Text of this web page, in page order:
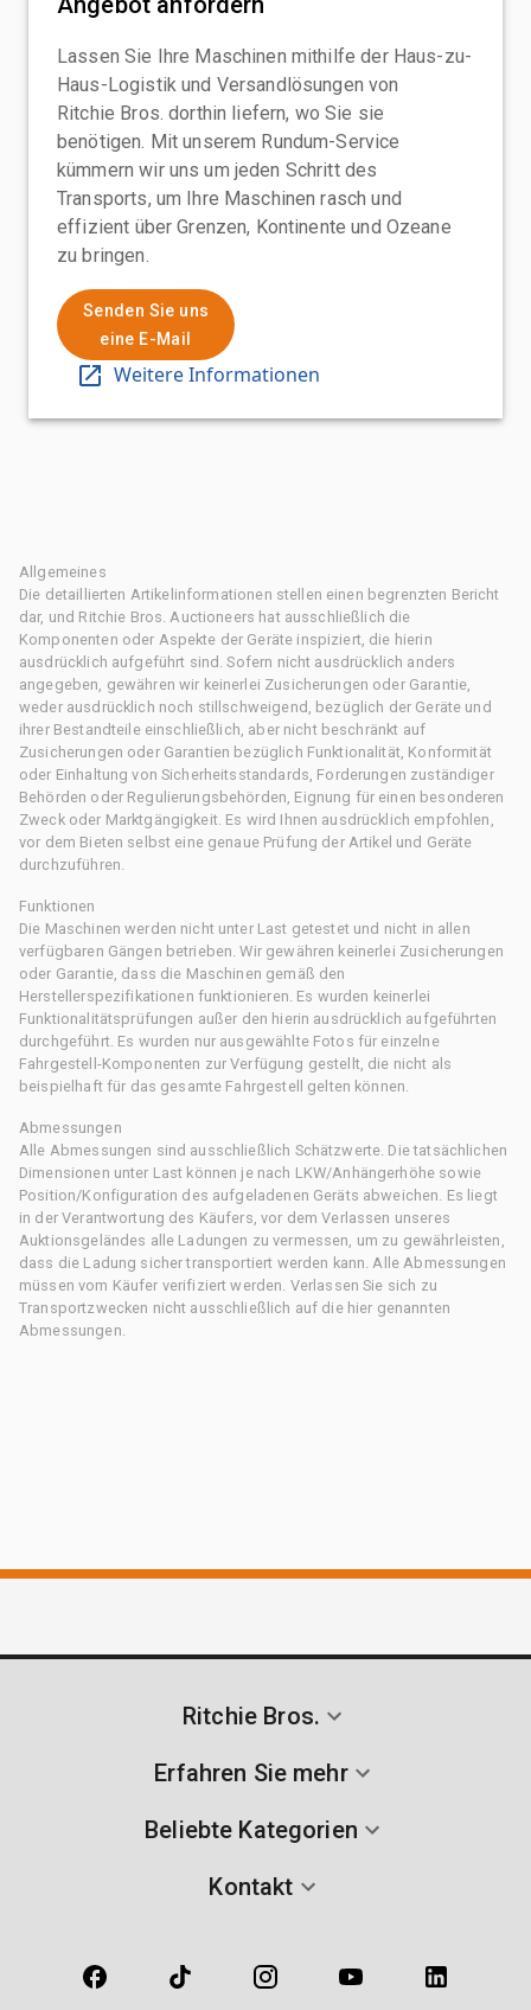
Lassen Sie Ihre Maschinen mithilfe der Haus-zu-
Haus-Logistik und Versandlösungen von
Ritchie Bros. dorthin liefern, wo Sie sie
benötigen. Mit unserem Rundum-Service
kümmern wir uns um jeden Schritt des
Transports, um Ihre Maschinen rasch und
effizient über Grenzen, Kontinente und Ozeane
zu bringen.
Senden Sie uns
eine E-Mail
Weitere Informationen
Allgemeines
Die detaillierten Artikelinformationen stellen einen begrenzten Bericht
dar, und Ritchie Bros. Auctioneers hat ausschließlich die
Komponenten oder Aspekte der Geräte inspiziert, die hierin
ausdrücklich aufgeführt sind. Sofern nicht ausdrücklich anders
angegeben, gewähren wir keinerlei Zusicherungen oder Garantie,
weder ausdrücklich noch stillschweigend, bezüglich der Geräte und
ihrer Bestandteile einschließlich, aber nicht beschränkt auf
Zusicherungen oder Garantien bezüglich Funktionalität, Konformität
oder Einhaltung von Sicherheitsstandards, Forderungen zuständiger
Behörden oder Regulierungsbehörden, Eignung für einen besonderen
Zweck oder Marktgängigkeit. Es wird Ihnen ausdrücklich empfohlen,
vor dem Bieten selbst eine genaue Prüfung der Artikel und Geräte
durchzuführen.
Funktionen
Die Maschinen werden nicht unter Last getestet und nicht in allen
verfügbaren Gängen betrieben. Wir gewähren keinerlei Zusicherungen
oder Garantie, dass die Maschinen gemäß den
Herstellerspezifikationen funktionieren. Es wurden keinerlei
Funktionalitätsprüfungen außer den hierin ausdrücklich aufgeführten
durchgeführt. Es wurden nur ausgewählte Fotos für einzelne
Fahrgestell-Komponenten zur Verfügung gestellt, die nicht als
beispielhaft für das gesamte Fahrgestell gelten können.
Abmessungen
Alle Abmessungen sind ausschließlich Schätzwerte. Die tatsächlichen
Dimensionen unter Last können je nach LKW/Anhängerhöhe sowie
Position/Konfiguration des aufgeladenen Geräts abweichen. Es liegt
in der Verantwortung des Käufers, vor dem Verlassen unseres
Auktionsgeländes alle Ladungen zu vermessen, um zu gewährleisten,
dass die Ladung sicher transportiert werden kann. Alle Abmessungen
müssen vom Käufer verifiziert werden. Verlassen Sie sich zu
Transportzwecken nicht ausschließlich auf die hier genannten
Abmessungen.
Ritchie Bros.
Erfahren Sie mehr
Beliebte Kategorien
Kontakt